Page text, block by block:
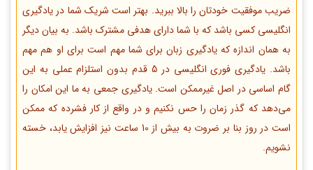
ضریب موفقیت خودتان را بالا ببرید. بهتر است شریک شما در یادگیری
انگلیسی کسی باشد که با شما دارای هدفی مشترک باشد. به بیان دیگر
به همان اندازه که یادگیری زبان برای شما مهم است برای او هم مهم
باشد. یادگیری فوری انگلیسی در 5 قدم بدون استلزام عملی به این
گام اساسی در اصل غیرممکن است. یادگیری جمعی به ما این امکان را
می‌دهد که گذر زمان را حس نکنیم و در واقع از کار فشرده که ممکن
است در روز بنا بر ضروت به بیش از 10 ساعت نیز افزایش یابد، خسته
نشویم.